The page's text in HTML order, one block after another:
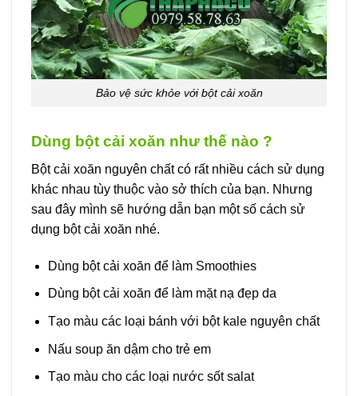
Bảo vệ sức khỏe với bột cải xoăn
Dùng bột cải xoăn như thế nào ?
Bột cải xoăn nguyên chất có rất nhiều cách sử dụng
khác nhau tùy thuộc vào sở thích của bạn. Nhưng
sau đây mình sẽ hướng dẫn bạn một số cách sử
dụng bột cải xoăn nhé.
Dùng bột cải xoăn để làm Smoothies
Dùng bột cải xoăn để làm mặt nạ đẹp da
Tạo màu các loại bánh với bột kale nguyên chất
Nấu soup ăn dậm cho trẻ em
Tạo màu cho các loại nước sốt salat